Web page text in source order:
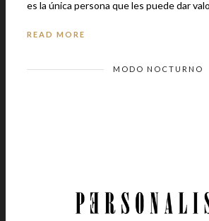
es la única persona que les puede dar
READ MORE
MODO NOCTURNO